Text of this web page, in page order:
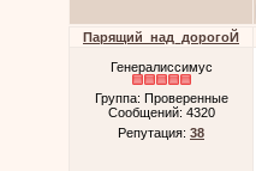
Парящий_над_дорогоЙ
Генералиссимус
Группа: Проверенные
Сообщений: 4320
Репутация: 38